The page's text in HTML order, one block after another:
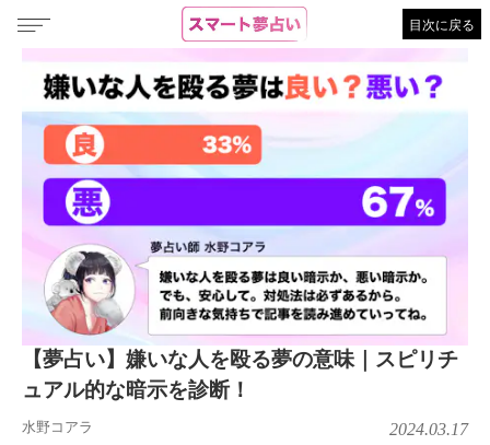
目次に戻る
【夢占い】嫌いな人を殴る夢の意味｜スピリチ
ュアル的な暗示を診断！
水野コアラ 2024.03.17